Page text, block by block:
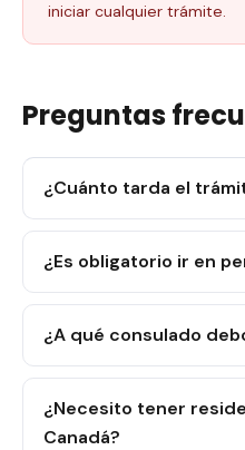
iniciar cualquier trámite.
Preguntas
¿Cuánto tarda el
¿Es obligatorio ir en
¿A qué consulado
¿Necesito tener
Canadá?